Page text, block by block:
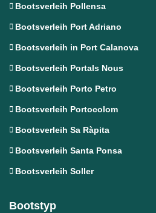
Bootsverleih Pollensa
Bootsverleih Port Adriano
Bootsverleih in Port Calanova
Bootsverleih Portals Nous
Bootsverleih Porto Petro
Bootsverleih Portocolom
Bootsverleih Sa Ràpita
Bootsverleih Santa Ponsa
Bootsverleih Soller
Bootstyp